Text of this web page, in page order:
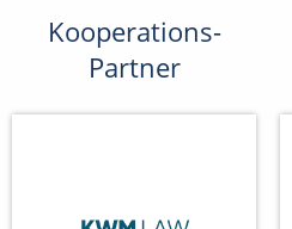
Kooperations-
Partner